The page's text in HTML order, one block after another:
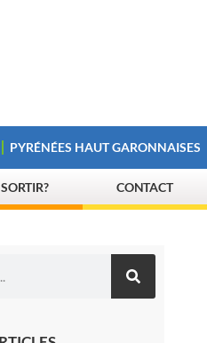
PYRÉNÉES HAUT GARONNAISES
CONTACT